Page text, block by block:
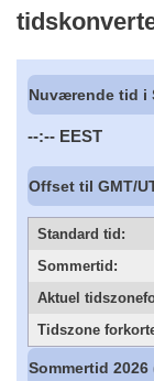
Nuværende tid i
--:-- EEST
Offset til GMT/
Standard tid:
Sommertid:
Aktuel
Tidszone
Sommertid